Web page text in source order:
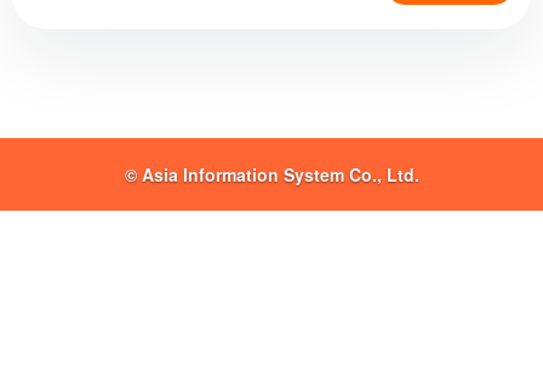
© Asia Information System Co., Ltd.